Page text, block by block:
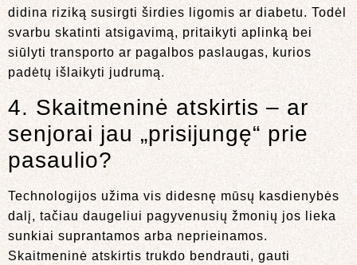
didina riziką susirgti širdies ligomis ar diabetu. Todėl
svarbu skatinti atsigavimą, pritaikyti aplinką bei
siūlyti transporto ar pagalbos paslaugas, kurios
padėtų išlaikyti judrumą.
4. Skaitmeninė atskirtis – ar
senjorai jau „prisijungę“ prie
pasaulio?
Technologijos užima vis didesnę mūsų kasdienybės
dalį, tačiau daugeliui pagyvenusių žmonių jos lieka
sunkiai suprantamos arba neprieinamos.
Skaitmeninė atskirtis trukdo bendrauti, gauti